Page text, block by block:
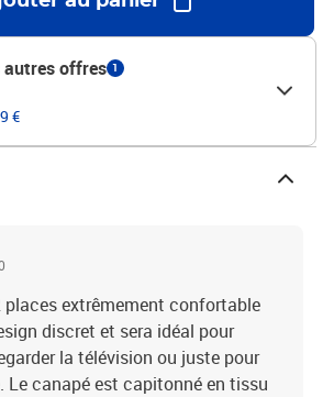
offres 1
€
places extrêmement confortable
discret et sera idéal pour
la télévision ou juste pour
Le canapé est capitonné en tissu